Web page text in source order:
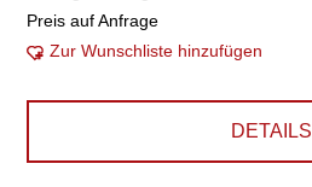
Preis auf Anfrage
Zur Wunschliste hinzufügen
DETAILS